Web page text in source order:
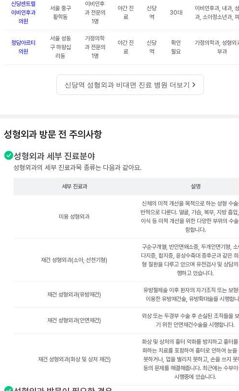
신당센트럴
이비인후과
의원
서울 중구
황학동
이비인후
과 전문의
1명
야간 진
료
신당
역
30대
이비인후과, 내과,
과, 소아청소년과,
청담아르티
의원
서울 성동
구 하왕십
리동
가정의학
과 전문의
1명
야간 진
료
신당
역
확인
필요
가정의학과, 성형외
부과
신당역 성형외과 비대면 진료 병원 더보기
성형외과 방문 전 주의사항
성형외과 세부 진료분야
성형외과의 세부 진료과목 종류는 다음과 같아요.
세부 진료과 설명
미용 성형외과
신체의 미적 개선을 목적으로 하는 성형 수술
반적으로 다룬다. 얼굴, 가슴, 복부, 지방 흡입
이식 등 미적 개선을 위한 다양한 부위의 수
함합니다.
재건 성형외과(소아, 선천기형)
구순구개열, 반안면왜소증, 두개안면기형, 소
다지증, 합지증, 윤상수축대 증후군과 같은
형 질환을 다루고 있으며 유전검사 및 상담까
행하고 있습니다.
재건 성형외과(유방재건)
유방절제술 이후 환자의 자가조직 또는 보형
이용한 유방재건술, 유방확대술을 시행합
재건 성형외과(안면재건)
외상 또는 두경부 수술 후 손실된 조직들을
기 위한 안면재건수술을 시행합니다.
재건 성형외과(화상 및 상처 재건)
화상 및 상처의 흉터 악화를 방지하고 흉터를
화하는 치료를 포함하여 흉터로 인하여 눈을
못하거나, 입을 벌리지 못하고, 손을 쓰지 못
등의 문제를 해결해줍니다. 최근에는 수부이
시행중에 있습니다.